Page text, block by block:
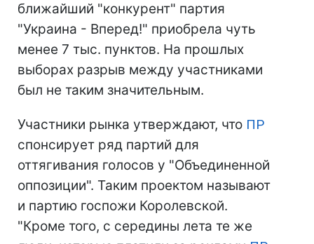
ближайший "конкурент" партия
"Украина - Вперед!" приобрела чуть
менее 7 тыс. пунктов. На прошлых
выборах разрыв между участниками
был не таким значительным.
Участники рынка утверждают, что ПР
спонсирует ряд партий для
оттягивания голосов у "Объединенной
оппозиции". Таким проектом называют
и партию госпожи Королевской.
"Кроме того, с середины лета те же